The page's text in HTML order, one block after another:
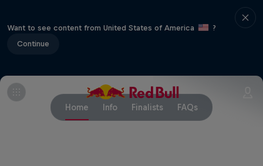
Want to see content from United States of America
?
Continue
Home Info Finalists FAQs